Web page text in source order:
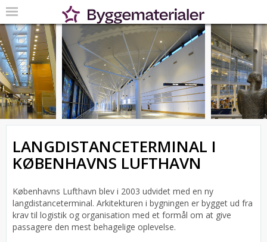
LANGDISTANCETERMINAL I
KØBENHAVNS LUFTHAVN
Københavns Lufthavn blev i 2003 udvidet med en ny
langdistanceterminal. Arkitekturen i bygningen er bygget ud fra
krav til logistik og organisation med et formål om at give
passagere den mest behagelige oplevelse.